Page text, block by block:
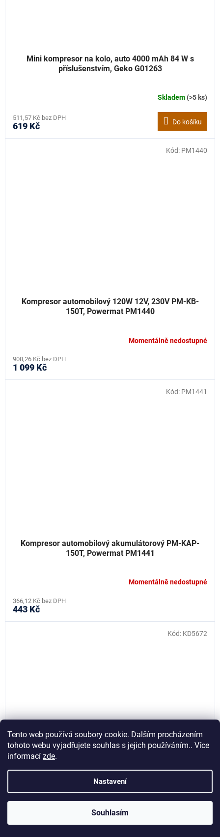
Tento web používá soubory cookie. Dalším procházením
tohoto webu vyjadřujete souhlas s jejich používáním.. Více
informací zde.
Nastavení
Souhlasím
Mini kompresor na kolo, auto 4000 mAh 84 W s
příslušenstvím, Geko G01263
Skladem(>5 ks)
511,57 Kč bez DPH
619 Kč Do košíku
Kompresor automobilový 120W 12V, 230V PM-KB-
150T, Powermat PM1440
Momentálně nedostupné
908,26 Kč bez DPH
1 099 Kč
Kód: PM1440
Kompresor automobilový akumulátorový PM-KAP-
150T, Powermat PM1441
Momentálně nedostupné
366,12 Kč bez DPH
443 Kč
Kód: PM1441
Diagnostický tester OBD II / EOBD, Kraft&Dele KD5672
Skladem(>5 ks)
Kód: KD5672